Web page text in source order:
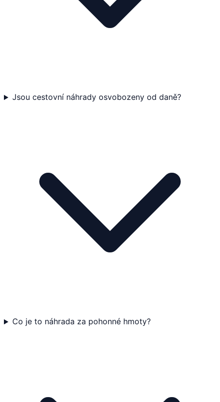
Jsou cestovní náhrady osvobozeny od daně?
Co je to náhrada za pohonné hmoty?